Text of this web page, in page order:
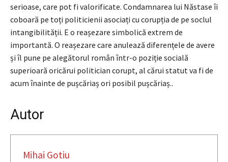
serioase, care pot fi valorificate. Condamnarea lui Năstase îi
coboară pe toți politicienii asociați cu corupția de pe soclul
intangibilității. E o reașezare simbolică extrem de
importantă. O reașezare care anulează diferențele de avere
și îl pune pe alegătorul român într-o poziție socială
superioară oricărui politician corupt, al cărui statut va fi de
acum înainte de pușcăriaș ori posibil pușcăriaș..
Autor
Mihai Gotiu